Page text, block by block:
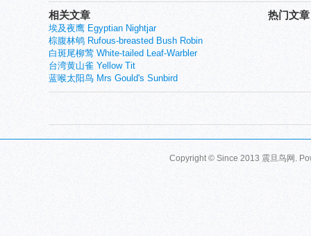
热门文章
相关文章
埃及夜鹰 Egyptian Nightjar
棕腹林鸲 Rufous-breasted Bush Robin
白斑尾柳莺 White-tailed Leaf-Warbler
台湾黄山雀 Yellow Tit
蓝喉太阳鸟 Mrs Gould's Sunbird
Copyright © Since 2013 震旦鸟网 .